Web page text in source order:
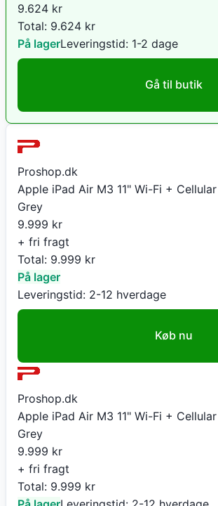
9.624 kr
Total: 9.624 kr
På lagerLeveringstid: 1-2 dage
Gå til butik
Proshop.dk
Apple iPad Air M3 11" Wi-Fi +
Grey
9.999 kr
+ fri fragt
Total: 9.999 kr
På lager
Leveringstid: 2-12 hverdage
Køb nu
Proshop.dk
Apple iPad Air M3 11" Wi-Fi +
Grey
9.999 kr
+ fri fragt
Total: 9.999 kr